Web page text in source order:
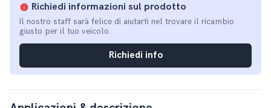
Richiedi informazioni sul prodotto
Il nostro staff sarà felice di aiutarti nel trovare il ricambio
giusto per il tuo veicolo.
Richiedi info